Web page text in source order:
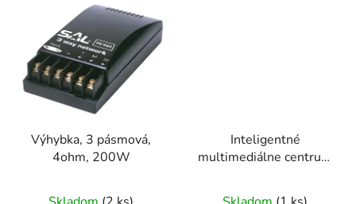
Výhybka, 3 pásmová,
4ohm, 200W
Inteligentné
multimediálne centrum
CarPlay, Android Auto,